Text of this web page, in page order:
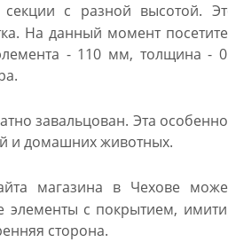
с разной высотой.
На данный момент
- 110 мм, толщина -
завальцован. Эта
и домашних животных.
магазина в Чехове
с покрытием,
сторона.